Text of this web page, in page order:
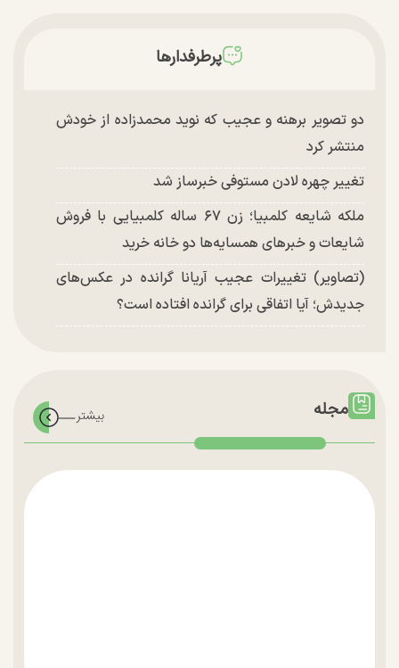
پرطرفدارها
دو تصویر برهنه و عجیب که نوید محمدزاده از خودش
منتشر کرد
تغییر چهره لادن مستوفی خبرساز شد
ملکه شایعه کلمبیا؛ زن ۶۷ ساله کلمبیایی با فروش
شایعات و خبر‌های همسایه‌ها دو خانه خرید
(تصاویر) تغییرات عجیب آریانا گرانده در عکس‌های
جدیدش؛ آیا اتفاقی برای گرانده افتاده است؟
مجله